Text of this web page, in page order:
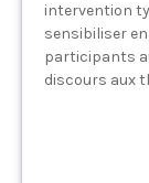
intervention
sensibiliser
participants
discours aux